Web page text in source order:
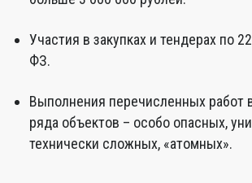
Новосибирск
Участия в закупках и тендерах по
ФЗ.
Выполнения перечисленных работ
ряда объектов – особо опасных,
технически сложных, «атомных».